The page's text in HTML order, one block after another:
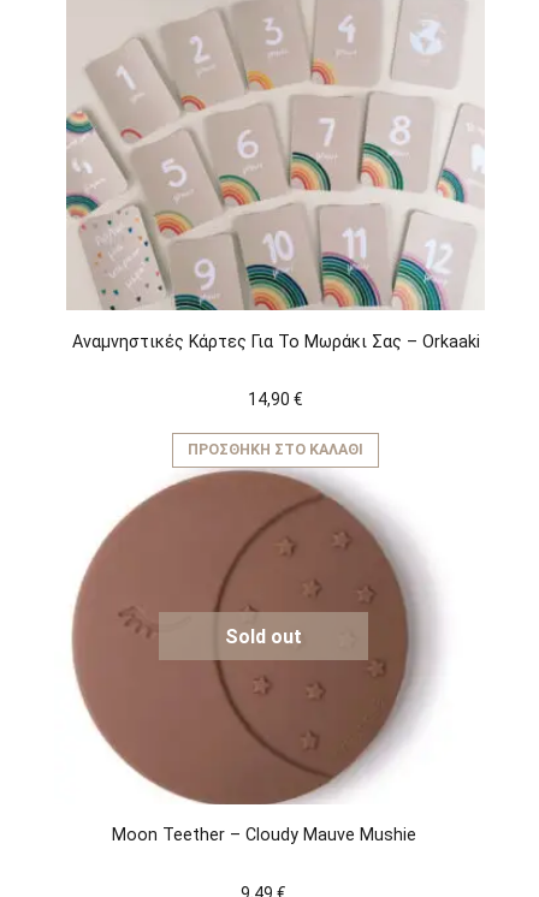
Αναμνηστικές Κάρτες Για Το Μωράκι Σας – Orkaaki
14,90 €
ΠΡΟΣΘΉΚΗ ΣΤΟ ΚΑΛΆΘΙ
Sold out
Moon Teether – Cloudy Mauve Mushie